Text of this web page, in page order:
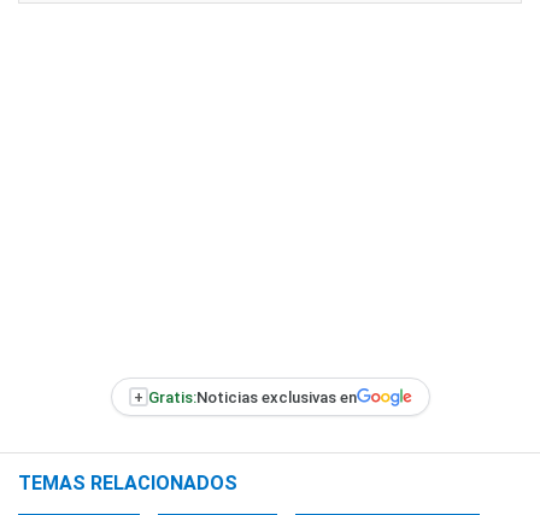
+ Gratis:Noticias exclusivas en
TEMAS RELACIONADOS